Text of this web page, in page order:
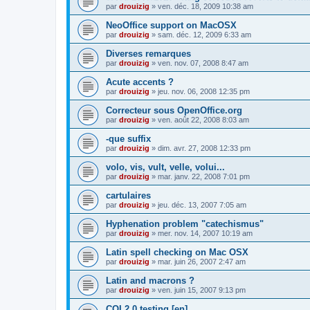
par drouizig » ven. déc. 18, 2009 10:38 am
NeoOffice support on MacOSX
par drouizig » sam. déc. 12, 2009 6:33 am
Diverses remarques
par drouizig » ven. nov. 07, 2008 8:47 am
Acute accents ?
par drouizig » jeu. nov. 06, 2008 12:35 pm
Correcteur sous OpenOffice.org
par drouizig » ven. août 22, 2008 8:03 am
-que suffix
par drouizig » dim. avr. 27, 2008 12:33 pm
volo, vis, vult, velle, volui...
par drouizig » mar. janv. 22, 2008 7:01 pm
cartulaires
par drouizig » jeu. déc. 13, 2007 7:05 am
Hyphenation problem "catechismus"
par drouizig » mer. nov. 14, 2007 10:19 am
Latin spell checking on Mac OSX
par drouizig » mar. juin 26, 2007 2:47 am
Latin and macrons ?
par drouizig » ven. juin 15, 2007 9:13 pm